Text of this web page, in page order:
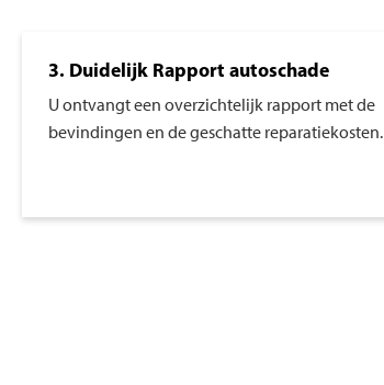
3. Duidelijk Rapport autoschade
U ontvangt een overzichtelijk rapport met de
bevindingen en de geschatte reparatiekosten.